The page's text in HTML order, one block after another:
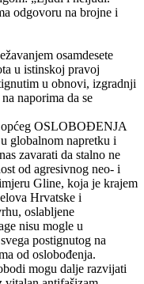
odgovoru na brojne i
osamdesete
u istinskoj pravoj
u obnovi, izgradnji
naporima da se
OSLOBOĐENJA
globalnom napretku i
zavarati da stalno ne
od agresivnog neo- i
Gline, koja je krajem
Hrvatske i
oslabljene
nisu mogle u
postignutog na
od oslobođenja.
mogu dalje razvijati